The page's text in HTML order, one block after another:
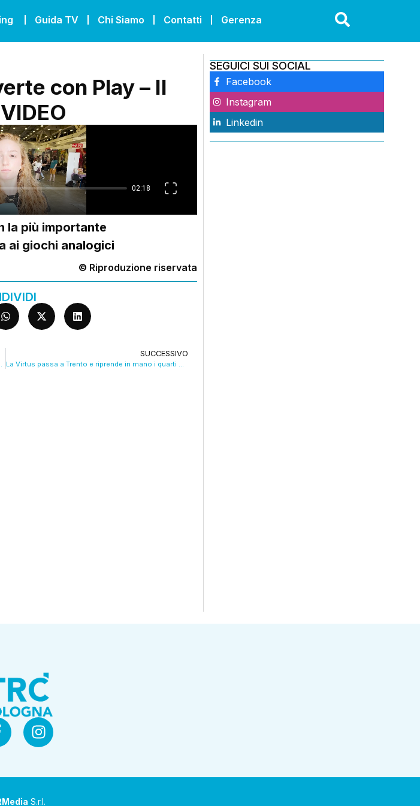
Guida TV Chi Siamo Contatti Gerenza
con Play – Il
la più importante
ai giochi analogici
© Riproduzione riservata
VIDEO
SUCCESSIVO
La Virtus passa a Trento e riprende in mano i quarti di playoff
SEGUICI SUI SOCIAL
Facebook
Instagram
Linkedin
S.r.l.